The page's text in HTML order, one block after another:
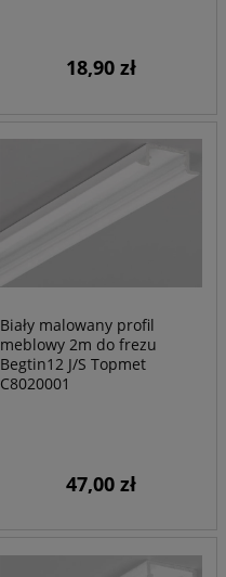
18,90 zł
Biały malowany profil
meblowy 2m do frezu
Begtin12 J/S Topmet
C8020001
47,00 zł